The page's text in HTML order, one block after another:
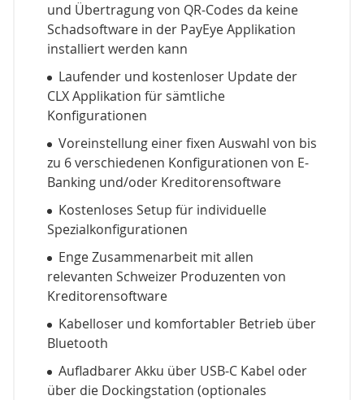
und Übertragung von QR-Codes da keine
Schadsoftware in der PayEye Applikation
installiert werden kann
Laufender und kostenloser Update der
CLX Applikation für sämtliche
Konfigurationen
Voreinstellung einer fixen Auswahl von bis
zu 6 verschiedenen Konfigurationen von E-
Banking und/oder Kreditorensoftware
Kostenloses Setup für individuelle
Spezialkonfigurationen
Enge Zusammenarbeit mit allen
relevanten Schweizer Produzenten von
Kreditorensoftware
Kabelloser und komfortabler Betrieb über
Bluetooth
Aufladbarer Akku über USB-C Kabel oder
über die Dockingstation (optionales